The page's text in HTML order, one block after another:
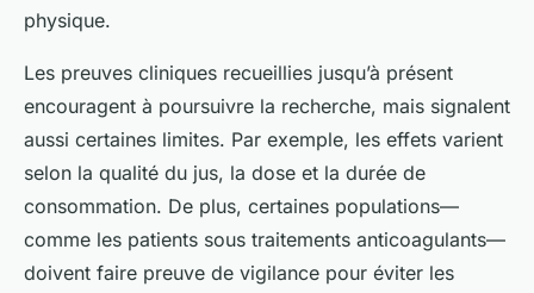
physique.
Les preuves cliniques recueillies jusqu’à présent
encouragent à poursuivre la recherche, mais signalent
aussi certaines limites. Par exemple, les effets varient
selon la qualité du jus, la dose et la durée de
consommation. De plus, certaines populations—
comme les patients sous traitements anticoagulants—
doivent faire preuve de vigilance pour éviter les